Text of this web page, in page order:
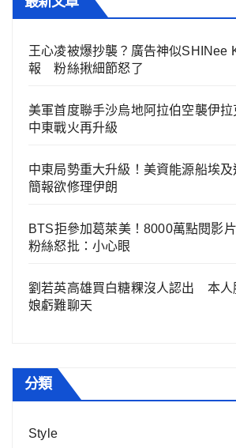
王心凌被爆抄襲？廣告神似SHINee
報 粉絲揪細節怒了
美軍首度聯手沙烏地阿拉伯空襲伊拉
中東戰火再升級
中東局勢重大升級！美資能源船埃
簡報欲修理伊朗
BTS拒參加葛萊美！8000萬點閱影
粉絲怒批：小心眼
劉若英高雄買白糖粿沒人認出 本人
娘虧難聊天
分類
Style